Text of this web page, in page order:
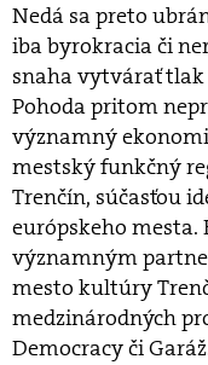
Nedá sa preto
iba byrokracia či
snaha vytvárať tlak
Pohoda pritom
významný
mestský funkčný
Trenčín, súčasťou
európskeho mesta.
významným
mesto kultúry
medzinárodných
Democracy či